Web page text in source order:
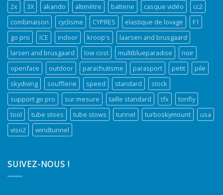
2x 3X akando altimètre batterie casque vidéo
cc2
combinaison
cyclisme CYPRES elastique de lovage
F1
go pro
ICE indoor kroop's
laarsen and brusgaard
larsen and brusgaard
low cost multiblueparadise
noir
openface
outdoor parachutisme parasport petit
pile
skydiving
soufflerie speed standard
stock
support go pro
sur mesure taille standard tfx
tonfly
tool
tube stoes tube stows tunnel turboskymount
usa
viso2
windtunnel
SUIVEZ-NOUS !